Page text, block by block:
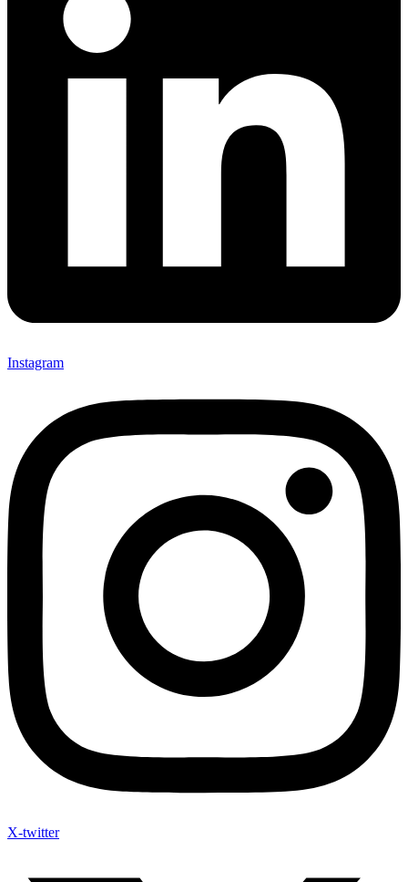
Instagram
X-twitter